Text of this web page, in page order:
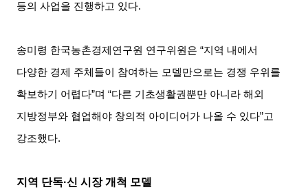
등의 사업을 진행하고 있다.
송미령 한국농촌경제연구원 연구위원은 “지역 내에서
다양한 경제 주체들이 참여하는 모델만으로는 경쟁 우위를
확보하기 어렵다”며 “다른 기초생활권뿐만 아니라 해외
지방정부와 협업해야 창의적 아이디어가 나올 수 있다”고
강조했다.
지역 단독·신 시장 개척 모델